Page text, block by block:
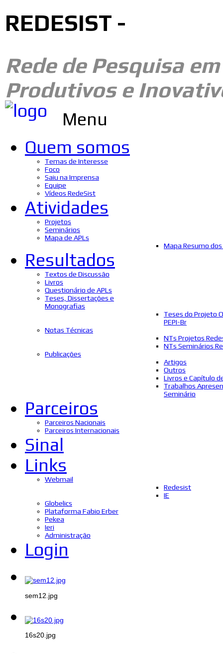
REDESIST -
Rede de Pesquisa
Produtivos e
Menu
Quem somos
Temas de Interesse
Foco
Saiu na Imprensa
Equipe
Vídeos RedeSist
Atividades
Projetos
Seminários
Mapa de APLs
Mapa Resumo dos
Resultados
Textos de Discussão
Livros
Questionário de APLs
Teses, Dissertações e
Monografias
Teses do Projeto
PEPI-Br
Notas Técnicas
NTs Projetos
NTs Seminários
Publicações
Artigos
Outros
Livros e Capítulo
Trabalhos
Seminário
Parceiros
Parceiros Nacionais
Parceiros Internacionais
Sinal
Links
Webmail
Redesist
IE
Globelics
Plataforma Fabio Erber
Pekea
Ieri
Administração
Login
sem12.jpg
16s20.jpg